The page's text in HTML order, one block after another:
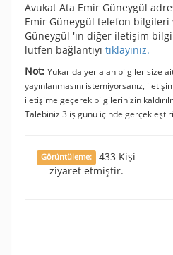
Avukat Ata Emir Güneygül
Emir Güneygül telefon bilgileri
Güneygül 'ın diğer iletişim
lütfen bağlantıyı tıklayınız.
Not: Yukarıda yer alan bilgiler size
yayınlanmasını istemiyorsanız,
iletişime geçerek bilgilerinizin
Talebiniz 3 iş günü içinde
Görüntüleme:
433 Kişi
ziyaret etmiştir.